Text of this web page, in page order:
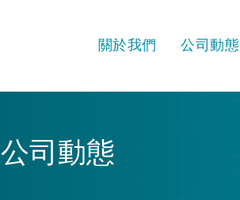
關於我們 公司動態
公司動態